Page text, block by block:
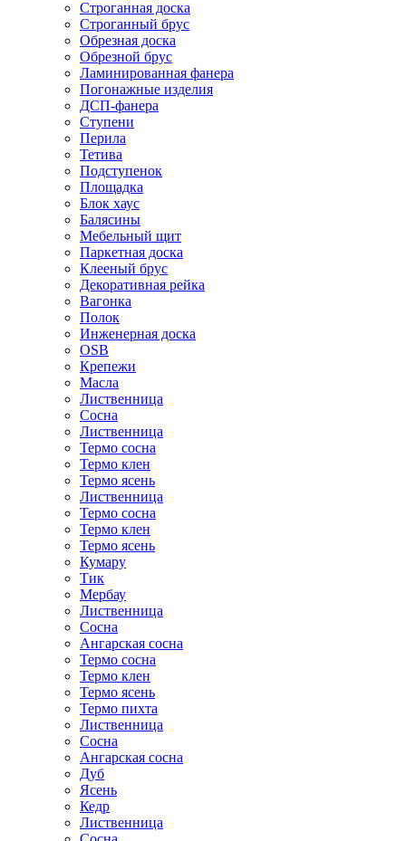
Строганная доска
Строганный брус
Обрезная доска
Обрезной брус
Ламинированная фанера
Погонажные изделия
ДСП-фанера
Ступени
Перила
Тетива
Подступенок
Площадка
Блок хаус
Балясины
Мебельный щит
Паркетная доска
Клееный брус
Декоративная рейка
Вагонка
Полок
Инженерная доска
OSB
Крепежи
Масла
Лиственница
Сосна
Лиственница
Термо сосна
Термо клен
Термо ясень
Лиственница
Термо сосна
Термо клен
Термо ясень
Кумару
Тик
Мербау
Лиственница
Сосна
Ангарская сосна
Термо сосна
Термо клен
Термо ясень
Термо пихта
Лиственница
Сосна
Ангарская сосна
Дуб
Ясень
Кедр
Лиственница